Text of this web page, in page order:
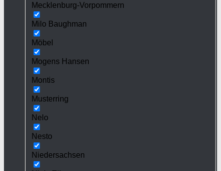
Mecklenburg-Vorpommern
Milo Baughman
Möbel
Mogens Hansen
Montis
Musterring
Nelo
Nesto
Niedersachsen